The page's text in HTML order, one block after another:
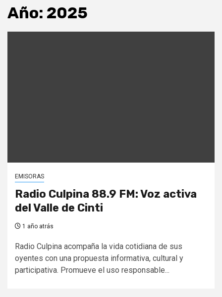
Año: 2025
EMISORAS
Radio Culpina 88.9 FM: Voz activa
del Valle de Cinti
1 año atrás
Radio Culpina acompaña la vida cotidiana de sus
oyentes con una propuesta informativa, cultural y
participativa. Promueve el uso responsable...